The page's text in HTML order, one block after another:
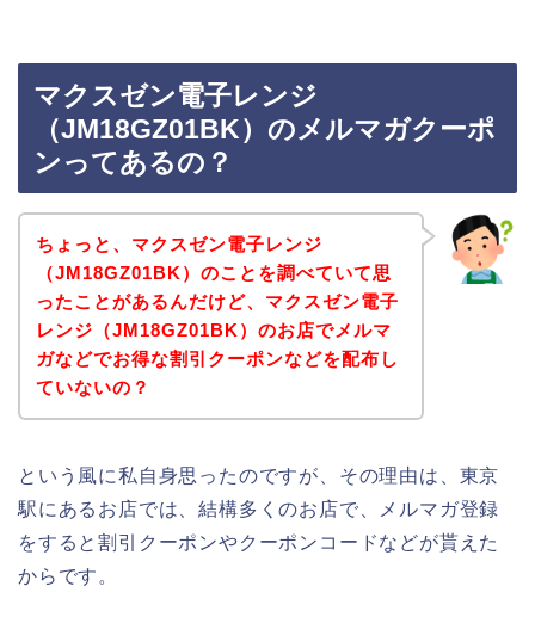
マクスゼン電子レンジ
（JM18GZ01BK）のメルマガクーポ
ンってあるの？
ちょっと、マクスゼン電子レンジ
（JM18GZ01BK）のことを調べていて思
ったことがあるんだけど、マクスゼン電子
レンジ（JM18GZ01BK）のお店でメルマ
ガなどでお得な割引クーポンなどを配布し
ていないの？
という風に私自身思ったのですが、その理由は、東京
駅にあるお店では、結構多くのお店で、メルマガ登録
をすると割引クーポンやクーポンコードなどが貰えた
からです。